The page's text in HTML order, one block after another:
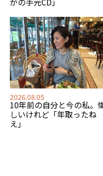
2026.08.05
10年前の自分と今の私。
しいけれど「年取ったね
え」